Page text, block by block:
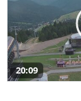
20:09